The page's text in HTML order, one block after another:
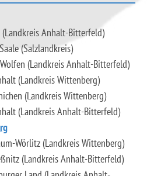
Anhalt-Bitterfeld)
(Salzlandkreis)
(Landkreis Anhalt-Bitterfeld)
(Landkreis Wittenberg)
(Landkreis Wittenberg)
(Landkreis Anhalt-Bitterfeld)
Wörlitz (Landkreis Wittenberg)
(Landkreis Anhalt-Bitterfeld)